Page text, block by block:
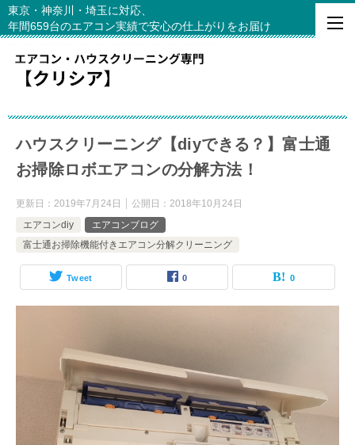
東京・神奈川・埼玉に対応、
年間659台のエアコン実績で安心の仕上がりをお届け
ハウスクリーニング【diyできる？】富士通
お掃除ロボエアコンの分解方法！
更新日： 2019年7月24日 公開日： 2018年10月24日
エアコンdiy
エアコンブログ
富士通お掃除機能付きエアコン分解クリーニング
Tweet 0 0